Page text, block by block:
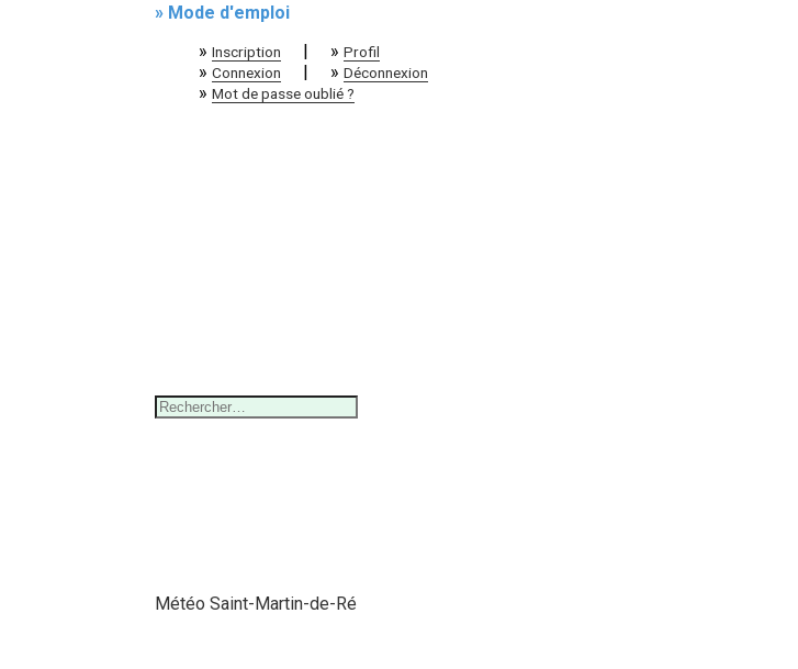
» Mode d'emploi
» Inscription » Profil
» Connexion » Déconnexion
» Mot de passe oublié ?
Rechercher :
Météo Saint-Martin-de-Ré